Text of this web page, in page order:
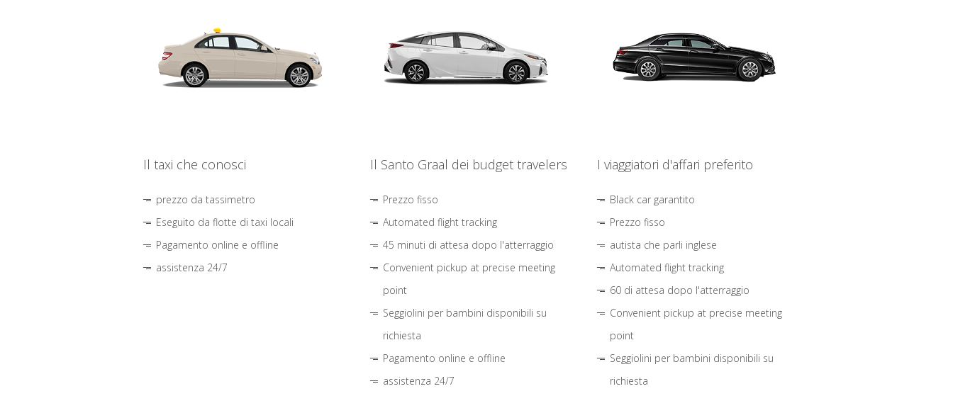
Il taxi che conosci
prezzo da tassimetro
Eseguito da flotte di taxi locali
Pagamento online e offline
assistenza 24/7
Il Santo Graal dei budget travelers
Prezzo fisso
Automated flight tracking
45 minuti di attesa dopo l'atterraggio
Convenient pickup at precise meeting
point
Seggiolini per bambini disponibili su
richiesta
Pagamento online e offline
assistenza 24/7
I viaggiatori d'affari preferito
Black car garantito
Prezzo fisso
autista che parli inglese
Automated flight tracking
60 di attesa dopo l'atterraggio
Convenient pickup at precise meeting
point
Seggiolini per bambini disponibili su
richiesta